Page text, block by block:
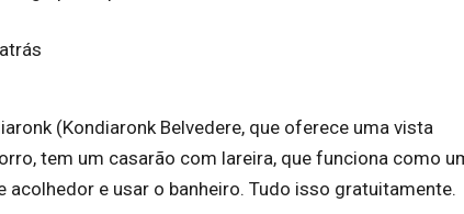
(Kondiaronk Belvedere, que oferece uma vista
tem um casarão com lareira, que funciona como
acolhedor e usar o banheiro. Tudo isso gratuitamente.